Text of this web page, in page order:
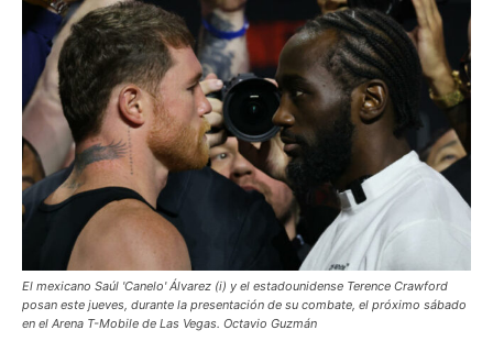
El mexicano Saúl 'Canelo' Álvarez (i) y el estadounidense Terence Crawford
posan este jueves, durante la presentación de su combate, el próximo sábado
en el Arena T-Mobile de Las Vegas. Octavio Guzmán